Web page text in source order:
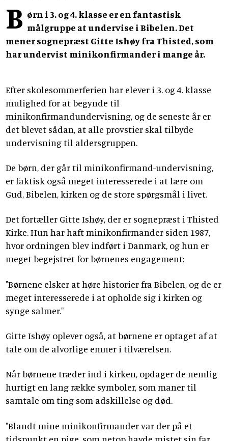
B ørn i 3. og 4. klasse er en fantastisk
målgruppe at undervise i Bibelen. Det
mener sognepræst Gitte Ishøy fra Thisted, som
har undervist minikonfirmander i mange år.
Efter skolesommerferien har elever i 3. og 4. klasse
mulighed for at begynde til
minikonfirmandundervisning, og de seneste år er
det blevet sådan, at alle provstier skal tilbyde
undervisning til aldersgruppen.
De børn, der går til minikonfirmand-undervisning,
er faktisk også meget interesserede i at lære om
Gud, Bibelen, kirken og de store spørgsmål i livet.
Det fortæller Gitte Ishøy, der er sognepræst i Thisted
Kirke. Hun har haft minikonfirmander siden 1987,
hvor ordningen blev indført i Danmark, og hun er
meget begejstret for børnenes engagement:
"Børnene elsker at høre historier fra Bibelen, og de er
meget interesserede i at opholde sig i kirken og
synge salmer."
Gitte Ishøy oplever også, at børnene er optaget af at
tale om de alvorlige emner i tilværelsen.
Når børnene træder ind i kirken, opdager de nemlig
hurtigt en lang række symboler, som maner til
samtale om ting som adskillelse og død.
"Blandt mine minikonfirmander var der på et